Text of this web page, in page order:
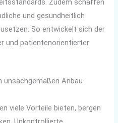
Zudem schaffen
und gesundheitlich
So entwickelt sich der
und patientenorientierter
unsachgemäßen Anbau
viele Vorteile bieten, bergen